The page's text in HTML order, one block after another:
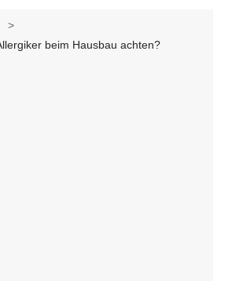
beim Hausbau achten?